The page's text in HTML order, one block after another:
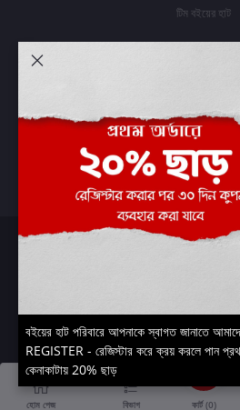
টিম বইয়ের হাট
প্রবেশ করুন
অর্ডার ইতিহাস
আমার ইচ্ছাগুলি
অর্ডার ট্র্যাকিং
Boier Haat™ | © All rights
হোম পেজ বিভাগ কার্ট (0)
বইয়ের হাট পরিবারে আপনাকে স্বাগত জানাতে
REGISTER - রেজিস্টার করে ক্রয় করলে পান
কেনাকাটায় 20% ছাড়